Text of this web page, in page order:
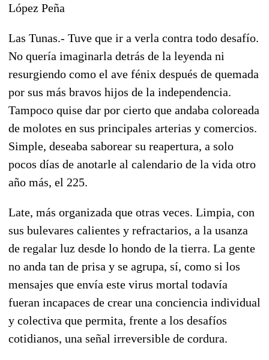
López Peña
Las Tunas.- Tuve que ir a verla contra todo desafío.
No quería imaginarla detrás de la leyenda ni
resurgiendo como el ave fénix después de quemada
por sus más bravos hijos de la independencia.
Tampoco quise dar por cierto que andaba coloreada
de molotes en sus principales arterias y comercios.
Simple, deseaba saborear su reapertura, a solo
pocos días de anotarle al calendario de la vida otro
año más, el 225.
Late, más organizada que otras veces. Limpia, con
sus bulevares calientes y refractarios, a la usanza
de regalar luz desde lo hondo de la tierra. La gente
no anda tan de prisa y se agrupa, sí, como si los
mensajes que envía este virus mortal todavía
fueran incapaces de crear una conciencia individual
y colectiva que permita, frente a los desafíos
cotidianos, una señal irreversible de cordura.